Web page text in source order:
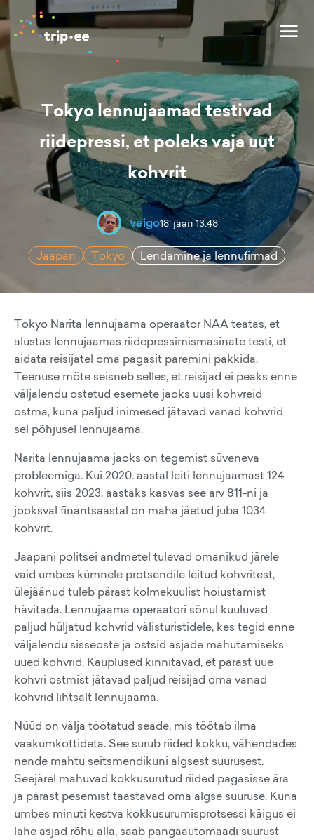
Tokyo lennujaamad testivad
riidepressi, et poleks vaja uut
kohvrit
veigo18. jaan 13:48
Jaapan Tokyo Lendamine ja lennufirmad
Tokyo Narita lennujaama operaator NAA teatas, et
alustas lennujaamas riidepressimismasinate testi, et
aidata reisijatel oma pagasit paremini pakkida.
Teenuse mõte seisneb selles, et reisijad ei peaks enne
väljalendu ostetud esemete jaoks uusi kohvreid
ostma, kuna paljud inimesed jätavad vanad kohvrid
sel põhjusel lennujaama.
Narita lennujaama jaoks on tegemist süveneva
probleemiga. Kui 2020. aastal leiti lennujaamast 124
kohvrit, siis 2023. aastaks kasvas see arv 811-ni ja
jooksval finantsaastal on maha jäetud juba 1034
kohvrit.
Jaapani politsei andmetel tulevad omanikud järele
vaid umbes kümnele protsendile leitud kohvritest,
ülejäänud tuleb pärast kolmekuulist hoiustamist
hävitada. Lennujaama operaatori sõnul kuuluvad
paljud hüljatud kohvrid välisturistidele, kes tegid enne
väljalendu sisseoste ja ostsid asjade mahutamiseks
uued kohvrid. Kauplused kinnitavad, et pärast uue
kohvri ostmist jätavad paljud reisijad oma vanad
kohvrid lihtsalt lennujaama.
Nüüd on välja töötatud seade, mis töötab ilma
vaakumkottideta. See surub riided kokku, vähendades
nende mahtu seitsmendikuni algsest suurusest.
Seejärel mahuvad kokkusurutud riided pagasisse ära
ja pärast pesemist taastavad oma algse suuruse. Kuna
umbes minuti kestva kokkusurumisprotsessi käigus ei
lähe asjad rõhu alla, saab pangaautomaadi suurust